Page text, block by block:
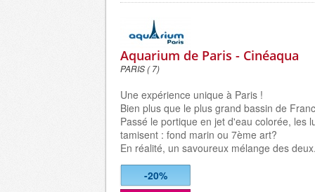
Aquarium de Paris - Cinéaqua
PARIS ( 7)
Une expérience unique à Paris !
Bien plus que le plus grand bassin de
Passé le portique en jet d'eau colorée, les
tamisent : fond marin ou 7ème art?
En réalité, un savoureux mélange des
-20%